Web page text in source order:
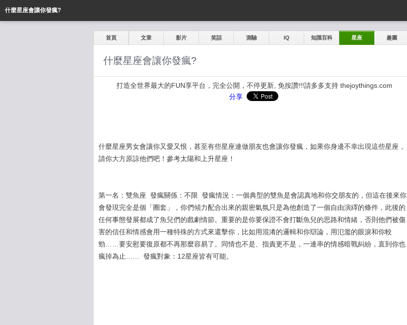
什麼星座會讓你發瘋?
首頁 文章 影片 笑話 測驗 IQ 知識百科 星座 趣圖
什麼星座會讓你發瘋?
打造全世界最大的FUN享平台，完全公開，不停更新, 免按讚!!!請多多支持 thejoythings.com
分享
什麼星座男女會讓你又愛又恨，甚至有些星座連做朋友也會讓你發瘋，如果你身邊不幸出現這些星座，
請你大方原諒他們吧！參考太陽和上升星座！
第一名：雙魚座 發瘋關係：不限 發瘋情況：一個典型的雙魚是會認真地和你交朋友的，但這在後來你
會發現完全是個「圈套」，你們傾力配合出來的親密氣氛只是為他創造了一個自由演繹的條件，此後的
任何事態發展都成了魚兒們的戲劇情節。重要的是你要保證不會打斷魚兒的思路和情緒，否則他們被傷
害的信任和情感會用一種特殊的方式來還擊你，比如用混淆的邏輯和你辯論，用氾濫的眼淚和你較
勁……要安慰要復原都不再那麼容易了。同情也不是、指責更不是，一連串的情感暗戰糾紛，直到你也
瘋掉為止…… 發瘋對象：12星座皆有可能。